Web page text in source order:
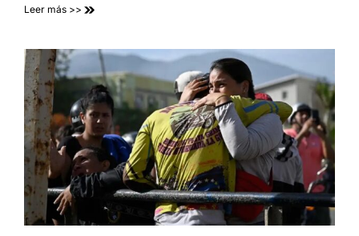
Leer más >>